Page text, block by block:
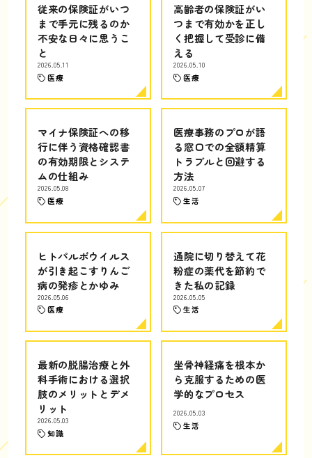
従来の保険証がいつ
まで手元に残るのか
不安な日々に思うこ
と
2026.05.11
医療
高齢者の保険証がい
つまで有効かを正し
く把握して受診に備
える
2026.05.10
医療
マイナ保険証への移
行に伴う資格確認書
の有効期限とシステ
ムの仕組み
2026.05.08
医療
医療事務のプロが語
る窓口での全額精算
トラブルと回避する
方法
2026.05.07
生活
ヒトパルボウイルス
が引き起こすりんご
病の発疹とかゆみ
2026.05.06
医療
通院に切り替えて花
粉症の薬代を節約で
きた私の記録
2026.05.05
生活
最新の脱腸治療と外
科手術における選択
肢のメリットとデメ
リット
2026.05.03
知識
坐骨神経痛を根本か
ら克服するための医
学的なプロセス
2026.05.03
生活